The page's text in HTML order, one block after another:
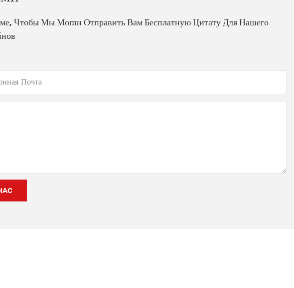
Чтобы Мы Могли Отправить Вам Бесплатную Цитату Для Нашего
Почта